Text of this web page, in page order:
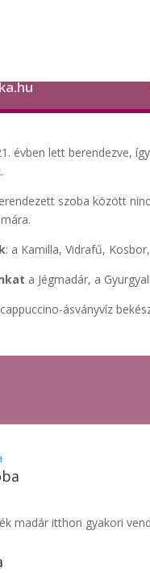
évben lett berendezve,
szoba között
: a Kamilla, Vidrafű,
a Jégmadár, a
ásványvíz
madár itthon gyakori